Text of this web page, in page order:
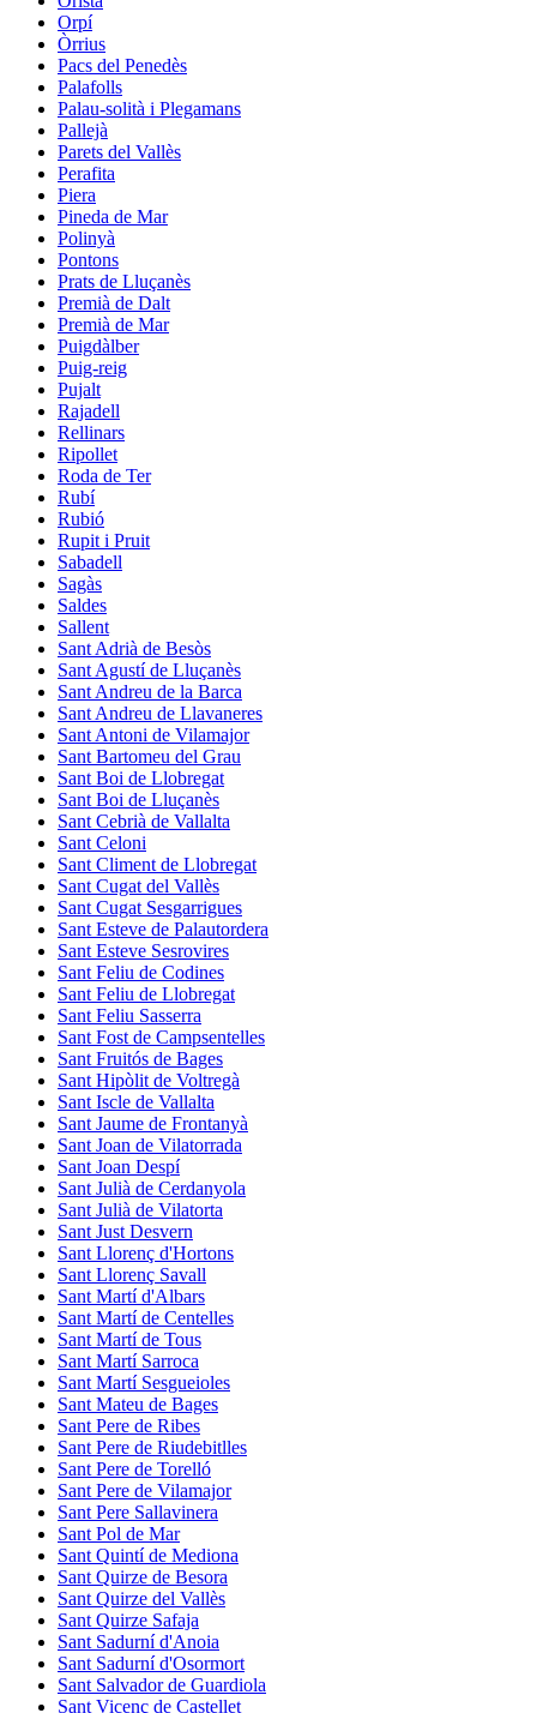
Orpí
Òrrius
Pacs del Penedès
Palafolls
Palau-solità i Plegamans
Pallejà
Parets del Vallès
Perafita
Piera
Pineda de Mar
Polinyà
Pontons
Prats de Lluçanès
Premià de Dalt
Premià de Mar
Puigdàlber
Puig-reig
Pujalt
Rajadell
Rellinars
Ripollet
Roda de Ter
Rubí
Rubió
Rupit i Pruit
Sabadell
Sagàs
Saldes
Sallent
Sant Adrià de Besòs
Sant Agustí de Lluçanès
Sant Andreu de la Barca
Sant Andreu de Llavaneres
Sant Antoni de Vilamajor
Sant Bartomeu del Grau
Sant Boi de Llobregat
Sant Boi de Lluçanès
Sant Cebrià de Vallalta
Sant Celoni
Sant Climent de Llobregat
Sant Cugat del Vallès
Sant Cugat Sesgarrigues
Sant Esteve de Palautordera
Sant Esteve Sesrovires
Sant Feliu de Codines
Sant Feliu de Llobregat
Sant Feliu Sasserra
Sant Fost de Campsentelles
Sant Fruitós de Bages
Sant Hipòlit de Voltregà
Sant Iscle de Vallalta
Sant Jaume de Frontanyà
Sant Joan de Vilatorrada
Sant Joan Despí
Sant Julià de Cerdanyola
Sant Julià de Vilatorta
Sant Just Desvern
Sant Llorenç d'Hortons
Sant Llorenç Savall
Sant Martí d'Albars
Sant Martí de Centelles
Sant Martí de Tous
Sant Martí Sarroca
Sant Martí Sesgueioles
Sant Mateu de Bages
Sant Pere de Ribes
Sant Pere de Riudebitlles
Sant Pere de Torelló
Sant Pere de Vilamajor
Sant Pere Sallavinera
Sant Pol de Mar
Sant Quintí de Mediona
Sant Quirze de Besora
Sant Quirze del Vallès
Sant Quirze Safaja
Sant Sadurní d'Anoia
Sant Sadurní d'Osormort
Sant Salvador de Guardiola
Sant Vicenç de Castellet